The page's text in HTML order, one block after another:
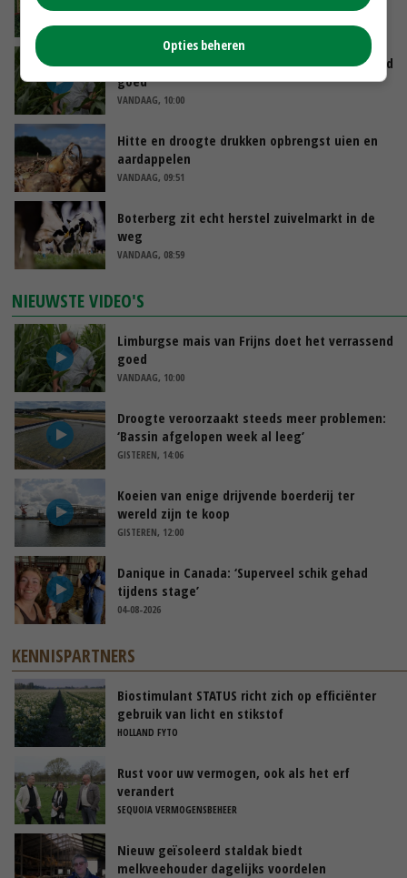
Limburgse mais van Frijns doet het verrassend
goed
VANDAAG, 10:00
Hitte en droogte drukken opbrengst uien en
aardappelen
VANDAAG, 09:51
Boterberg zit echt herstel zuivelmarkt in de
weg
VANDAAG, 08:59
NIEUWSTE VIDEO'S
Limburgse mais van Frijns doet het verrassend
goed
VANDAAG, 10:00
Droogte veroorzaakt steeds meer problemen:
‘Bassin afgelopen week al leeg’
GISTEREN, 14:06
Koeien van enige drijvende boerderij ter
wereld zijn te koop
GISTEREN, 12:00
Danique in Canada: ‘Superveel schik gehad
tijdens stage’
04-08-2026
KENNISPARTNERS
Biostimulant STATUS richt zich op efficiënter
gebruik van licht en stikstof
HOLLAND FYTO
Rust voor uw vermogen, ook als het erf
verandert
SEQUOIA VERMOGENSBEHEER
Nieuw geïsoleerd staldak biedt
melkveehouder dagelijks voordelen
Opties beheren